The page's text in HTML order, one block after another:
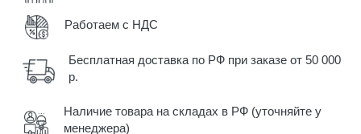
Работаем с НДС
Бесплатная доставка по РФ при заказе от 50 000
р.
Наличие товара на складах в РФ (уточняйте у
менеджера)